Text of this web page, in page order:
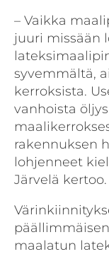
– Vaikka
juuri missään
syvemmältä,
kerroksista.
vanhoista
rakennuksen
lohjenneet
Järvelä kertoo.
maalatun